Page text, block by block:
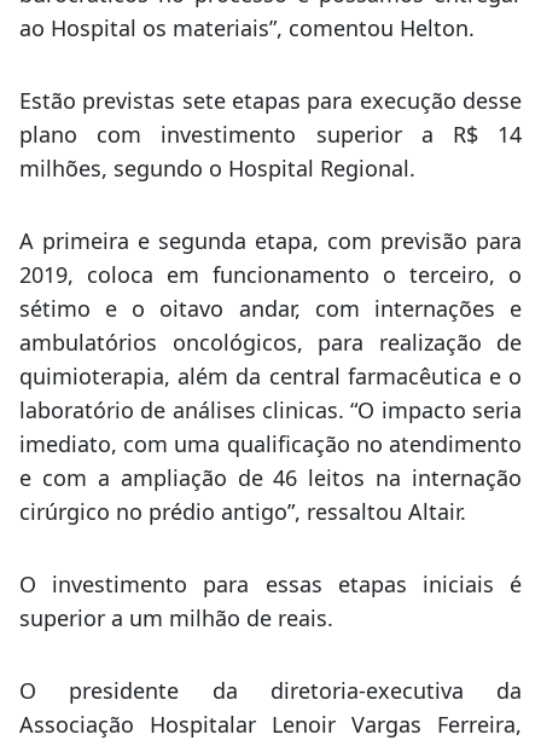
ao Hospital os materiais”, comentou Helton.
Estão previstas sete etapas para execução desse
plano com investimento superior a R$ 14
milhões, segundo o Hospital Regional.
A primeira e segunda etapa, com previsão para
2019, coloca em funcionamento o terceiro, o
sétimo e o oitavo andar, com internações e
ambulatórios oncológicos, para realização de
quimioterapia, além da central farmacêutica e o
laboratório de análises clinicas. “O impacto seria
imediato, com uma qualificação no atendimento
e com a ampliação de 46 leitos na internação
cirúrgico no prédio antigo”, ressaltou Altair.
O investimento para essas etapas iniciais é
superior a um milhão de reais.
O presidente da diretoria-executiva da
Associação Hospitalar Lenoir Vargas Ferreira,